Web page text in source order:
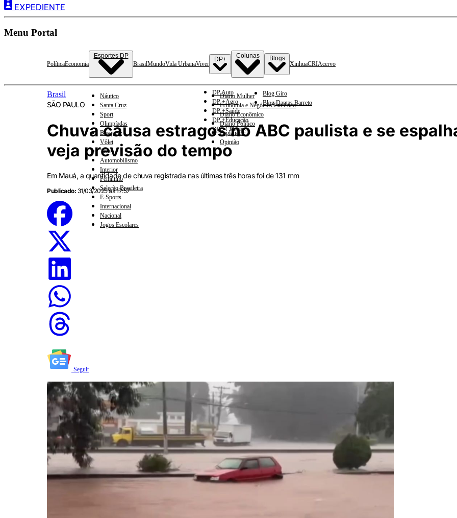
EXPEDIENTE
Menu Portal
PolíticaEconomia
Esportes DP
Náutico
Santa Cruz
Sport
Olimpíadas
Basquete
Vôlei
Tênis
Automobilismo
Interior
Feminino
Seleção Brasileira
E-Sports
Internacional
Nacional
Jogos Escolares
BrasilMundoVida UrbanaViver
DP+
DP Auto
DP +Agro
DP +Saúde
DP +Educação
DP +Ciências
Colunas
Diario Mulher
Economia e Negócios Em Foco
Diario Econômico
Diario Político
Esplanada
Opinião
Blogs
Blog Giro
Blog Dantas Barreto
XinhuaCRIAcervo
Brasil
SÃO PAULO
Chuva causa estragos no ABC paulista e se
veja previsão do tempo
Em Mauá, a quantidade de chuva registrada nas últimas três horas foi de 131 mm
Publicado: 31/03/2025 às 17:57
Seguir